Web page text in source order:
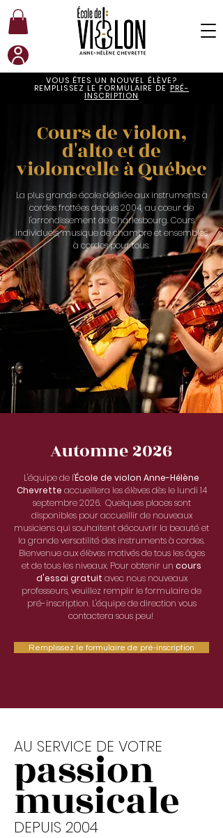
VOUS ÊTES UN NOUVEL ÉLÈVE?
REMPLISSEZ LE FORMULAIRE DE PRÉ-
INSCRIPTION
Cours de violon,
d'alto et de
violoncelle à Québec
La plus grande école dédiée aux instruments à
cordes frottées depuis 2004, au cœur de
l'arrondissement de Charlesbourg. Cours
individuels, musique de chambre et ensembles
à cordes pour tous.
Automne 2026
L'équipe de l'École de violon Anne-Hélène
Chevrette accueillera les élèves dès le lundi 14
septembre 2026. Quelques places sont
disponibles pour accueillir de nouveaux
musiciens qui souhaitent découvrir la beauté et
la grande versatilité des instruments à cordes.
Bienvenue aux élèves motivés de tous les âges
et de tous les niveaux. Pour obtenir un cours
d'essai gratuit avec nous nouveaux
professeurs, veuillez remplir le formulaire de
pré-inscription. L'équipe de direction vous
contactera sous peu!
Remplissez le formulaire de pré-inscription
AU SERVICE DE VOTRE
passion
musicale
DEPUIS 2004